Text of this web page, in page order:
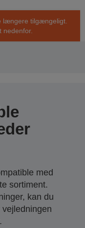
længere tilgængeligt.
nedenfor.
med
sortiment.
kan du